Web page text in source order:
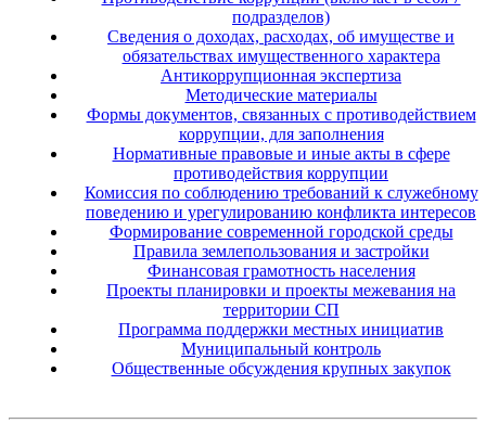
подразделов)
Сведения о доходах, расходах, об имуществе и
обязательствах имущественного характера
Антикоррупционная экспертиза
Методические материалы
Формы документов, связанных с противодействием
коррупции, для заполнения
Нормативные правовые и иные акты в сфере
противодействия коррупции
Комиссия по соблюдению требований к служебному
поведению и урегулированию конфликта интересов
Формирование современной городской среды
Правила землепользования и застройки
Финансовая грамотность населения
Проекты планировки и проекты межевания на
территории СП
Программа поддержки местных инициатив
Муниципальный контроль
Общественные обсуждения крупных закупок